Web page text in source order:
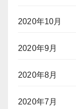
2020年10月
2020年9月
2020年8月
2020年7月